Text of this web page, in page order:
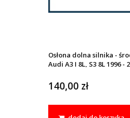
Osłona dolna silnika -
Audi A3 I 8L, S3 8L 1996 -
2004, Skoda OCTAVIA I
Volkswagen BORA 1998 -
140,00 zł